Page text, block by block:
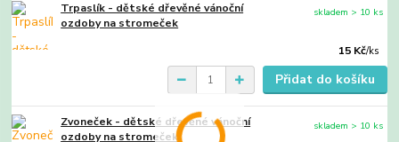
Trpaslík - dětské dřevěné vánoční
ozdoby na stromeček
15 Kč/ks
skladem > 10 ks
Přidat do košíku
Zvoneček - dětské dřevěné vánoční
ozdoby na stromeček
skladem > 10 ks